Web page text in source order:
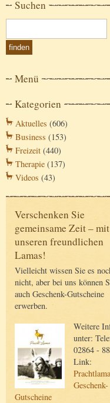
Suchen
Menü
Kategorien
Aktuelles (606)
Business (153)
Freizeit (440)
Therapie (137)
Videos (43)
Verschenken Sie
gemeinsame Zeit – mit
unseren freundlichen
Lamas!
Vielleicht wissen Sie es
nicht, aber bei uns können
auch Geschenk-Gutscheine
erwerben.
Weitere
unter:
02864 -
Link:
Geschenk-
Gutscheine